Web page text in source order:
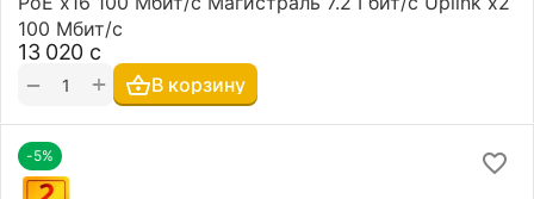
100 Мбит/с
13 020 с
+
− В корзину
-5%